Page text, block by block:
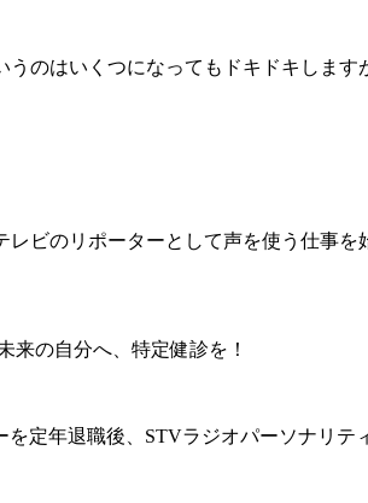
のはいくつになってもドキドキします
ビのリポーターとして声を使う仕事
来の自分へ、特定健診を！
定年退職後、STVラジオパーソナリテ